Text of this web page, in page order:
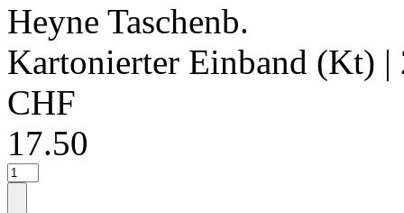
Heyne Taschenb.
Kartonierter Einband (Kt) |
CHF
17.50